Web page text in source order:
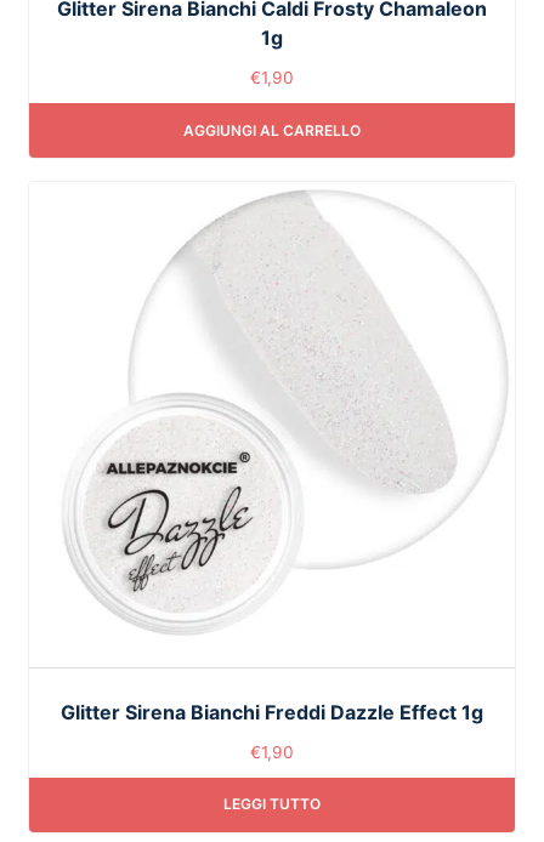
Glitter Sirena Bianchi Caldi Frosty Chamaleon
1g
€1,90
AGGIUNGI AL CARRELLO
Glitter Sirena Bianchi Freddi Dazzle Effect 1g
€1,90
LEGGI TUTTO